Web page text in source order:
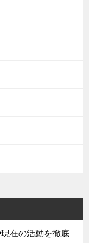
在の活動を徹底